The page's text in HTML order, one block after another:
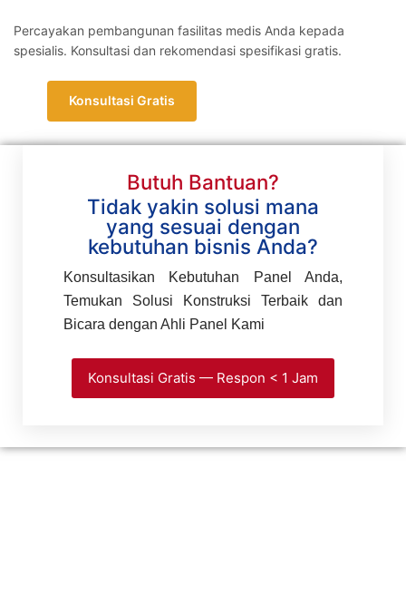
Percayakan pembangunan fasilitas medis Anda kepada
spesialis. Konsultasi dan rekomendasi spesifikasi gratis.
Konsultasi Gratis
Butuh Bantuan?
Tidak yakin solusi mana
yang sesuai dengan
kebutuhan bisnis Anda?
Konsultasikan Kebutuhan Panel Anda,
Temukan Solusi Konstruksi Terbaik dan
Bicara dengan Ahli Panel Kami
Konsultasi Gratis — Respon < 1 Jam